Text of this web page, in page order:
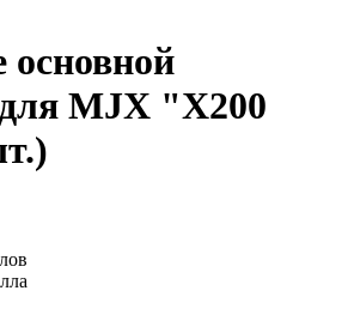
основной
MJX "Х200